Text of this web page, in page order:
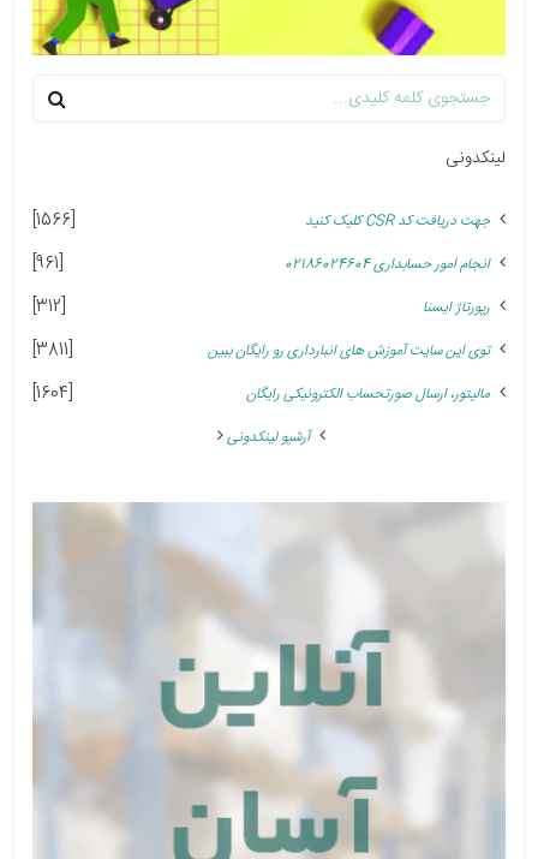
لینکدونی
جهت دریافت کد CSR کلیک کنید [1566]
انجام امور حسابداری 02186024604 [961]
رپورتاژ ایسنا [312]
توی این سایت آموزش های انبارداری رو رایگان ببین [3811]
مالیتور، ارسال صورتحساب الکترونیکی رایگان [1604]
آرشیو لینکدونی